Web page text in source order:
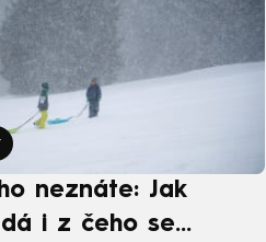
neznáte: Jak
i z čeho se